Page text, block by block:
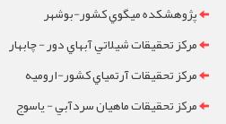
پژوهشکده ميگوي کشور-بوشهر
مرکز تحقيقات شيلاتي آبهاي دور - چابهار
مرکز تحقيقات آرتمياي کشور-ارومیه
مرکز تحقيقات ماهيان سردآبي - ياسوج